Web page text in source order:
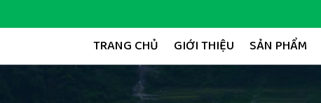
TRANG CHỦ
GIỚI THIỆU SẢN PHẨM